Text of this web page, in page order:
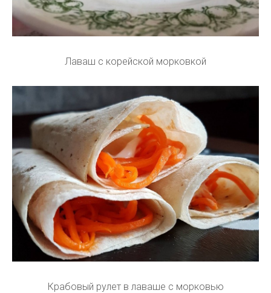
Лаваш с корейской морковкой
Крабовый рулет в лаваше с морковью